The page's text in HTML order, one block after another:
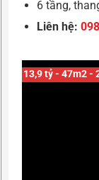
6 tầng,
Liên hệ:
13,9 tỷ - 47m2 -